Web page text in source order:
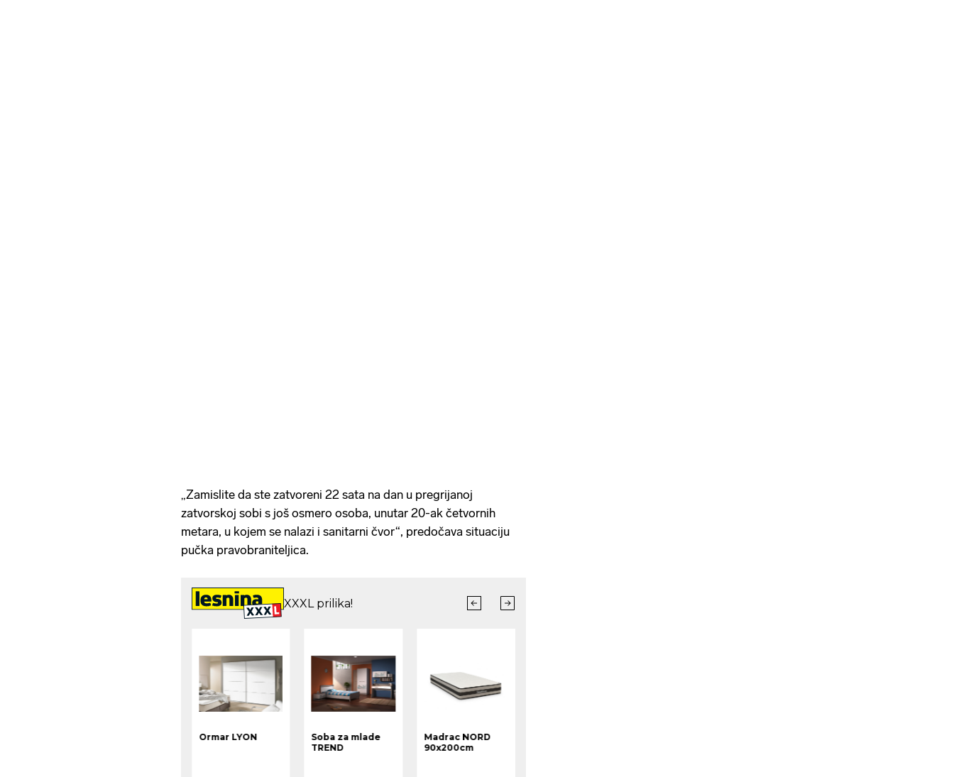
„Zamislite da ste zatvoreni 22 sata na dan u pregrijanoj
zatvorskoj sobi s još osmero osoba, unutar 20-ak četvornih
metara, u kojem se nalazi i sanitarni čvor“, predočava situaciju
pučka pravobraniteljica.